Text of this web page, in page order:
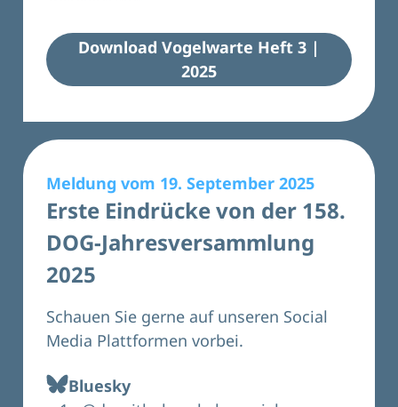
Download Vogelwarte Heft 3 |
2025
Meldung vom 19. September 2025
Erste Eindrücke von der 158.
DOG-Jahresversammlung
2025
Schauen Sie gerne auf unseren Social
Media Plattformen vorbei.
Bluesky